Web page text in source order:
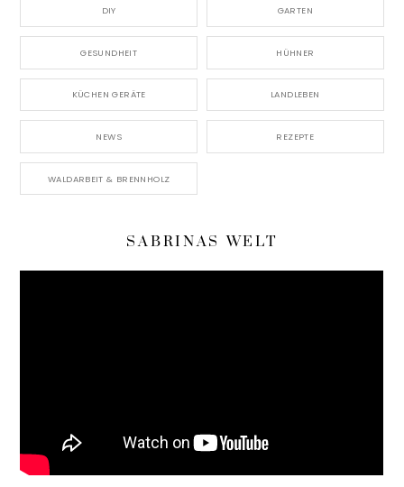
DIY GARTEN
GESUNDHEIT HÜHNER
KÜCHEN GERÄTE LANDLEBEN
NEWS REZEPTE
WALDARBEIT & BRENNHOLZ
SABRINAS WELT